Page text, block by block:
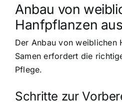
Anbau von
Hanfpflanzen
Der Anbau von weiblichen
Samen erfordert die
Pflege.
Schritte zur